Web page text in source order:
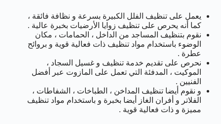
يعمل على تنظيف الفلل الكبيرة بسرعة و نظافة فائقة ،
كما أنه يحرص على تنظيف زوايا الأرضيات بخبرة عالية .
نقوم بتنظيف المساجد من الداخل ، الحمامات ، مكان
الوضوء باستخدام مواد تنظيف ذات فعالية قوية و بروائح
عطرة .
نحرص على تقديم خدمة تنظيف و غسيل السجاد ،
الموكيت ، المدفئة التي تعمل على المازوت عبر أفضل
الفنيين .
و نقوم أيضا تنظيف المداخن ، الطباخات ، الشفاطات ،
الفلاتر و أفران الغاز أيضا بخبرة و باستخدام مواد تنظيف
مميزة و ذات فعالية قوية .